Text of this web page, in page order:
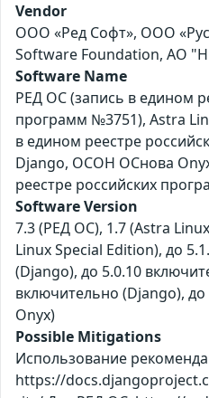
Vendor
ООО «Ред Софт», ООО
Software Foundation, АО
Software Name
РЕД ОС (запись в едином
программ №3751), Astra
в едином реестре
Django, ОСОН ОСнова
реестре российских
Software Version
7.3 (РЕД ОС), 1.7 (Astra
Linux Special Edition), до
(Django), до 5.0.10
включительно (Django),
Оnyx)
Possible Mitigations
Использование
https://